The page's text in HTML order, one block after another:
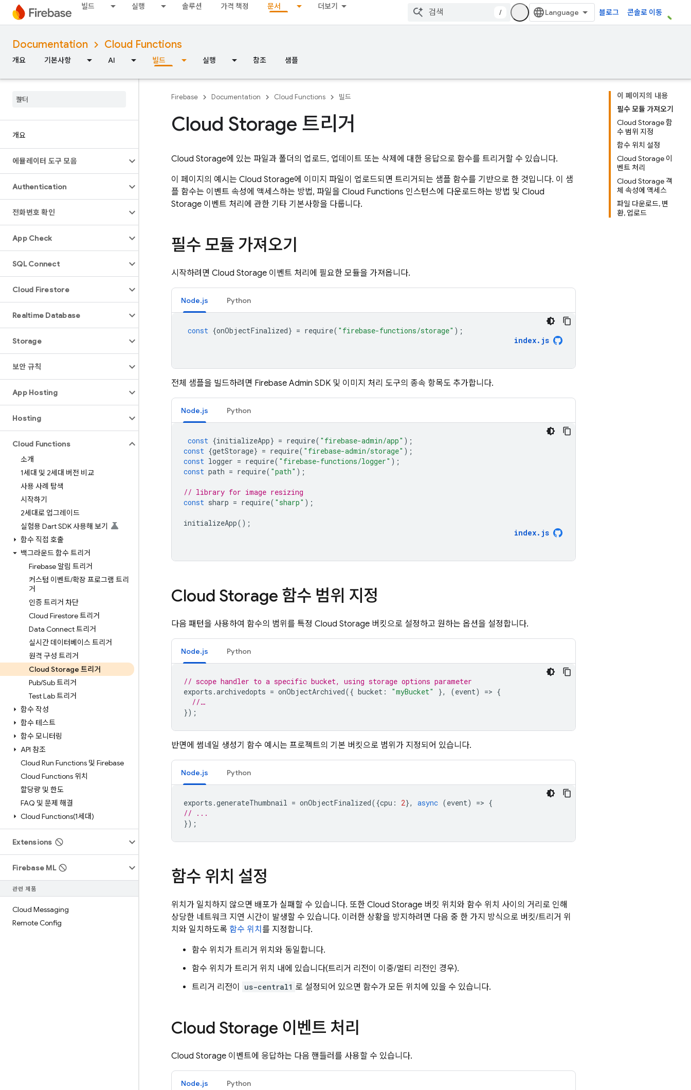
빌드 실행 솔루션 가격 책정 문서 더보기
/ 블로그 콘솔로 이동
Documentation Cloud Functions
개요 기본사항 AI 빌드 실행 참조 샘플
개요
에뮬레이터 도구 모음
Authentication
전화번호 확인
App Check
SQL Connect
Cloud Firestore
Realtime Database
Storage
보안 규칙
App Hosting
Hosting
Cloud Functions
소개
1세대 및 2세대 버전 비교
사용 사례 탐색
시작하기
2세대로 업그레이드
실험용 Dart SDK 사용해 보기
함수 직접 호출
백그라운드 함수 트리거
Firebase 알림 트리거
커스텀 이벤트/확장 프로그램 트리
거
인증 트리거 차단
Cloud Firestore 트리거
Data Connect 트리거
실시간 데이터베이스 트리거
원격 구성 트리거
Cloud Storage 트리거
Pub/Sub 트리거
Test Lab 트리거
함수 작성
함수 테스트
함수 모니터링
API 참조
Cloud Run Functions 및 Firebase
Cloud Functions 위치
할당량 및 한도
FAQ 및 문제 해결
Cloud Functions(1세대)
Extensions
Firebase ML
관련 제품
Cloud Messaging
Remote Config
이 페이지의 내용
필수 모듈 가져오기
Cloud Storage 함
수 범위 지정
함수 위치 설정
Cloud Storage 이
벤트 처리
Cloud Storage 객
체 속성에 액세스
파일 다운로드, 변
환, 업로드
Firebase Documentation Cloud Functions 빌드
Cloud Storage 트리거
Cloud Storage에 있는 파일과 폴더의 업로드, 업데이트 또는 삭제에 대한 응답으로 함수를 트리거할 수 있습니다.
이 페이지의 예시는 Cloud Storage에 이미지 파일이 업로드되면 트리거되는 샘플 함수를 기반으로 한 것입니다. 이 샘
플 함수는 이벤트 속성에 액세스하는 방법, 파일을 Cloud Functions 인스턴스에 다운로드하는 방법 및 Cloud
Storage 이벤트 처리에 관한 기타 기본사항을 다룹니다.
필수 모듈 가져오기
시작하려면 Cloud Storage 이벤트 처리에 필요한 모듈을 가져옵니다.
Node.js Python
const {onObjectFinalized} = require( "firebase-functions/storage" );
index. js
전체 샘플을 빌드하려면 Firebase Admin SDK 및 이미지 처리 도구의 종속 항목도 추가합니다.
Node.js Python
const {initializeApp} = require( "firebase-admin/app" );
const {getStorage} = require( "firebase-admin/storage" );
const logger = require( "firebase-functions/logger" );
const path = require( "path" );
// library for image resizing
const sharp = require( "sharp" );
initializeApp();
index. js
Cloud Storage 함수 범위 지정
다음 패턴을 사용하여 함수의 범위를 특정 Cloud Storage 버킷으로 설정하고 원하는 옵션을 설정합니다.
Node.js Python
// scope handler to a specific bucket, using storage options parameter
exports .archivedopts = onObjectArchived({ bucket : "myBucket" }, (event) => {
//…
});
반면에 썸네일 생성기 함수 예시는 프로젝트의 기본 버킷으로 범위가 지정되어 있습니다.
Node.js Python
exports .generateThumbnail = onObjectFinalized({cpu : 2}, async (event) => {
// ...
});
함수 위치 설정
위치가 일치하지 않으면 배포가 실패할 수 있습니다. 또한 Cloud Storage 버킷 위치와 함수 위치 사이의 거리로 인해
상당한 네트워크 지연 시간이 발생할 수 있습니다. 이러한 상황을 방지하려면 다음 중 한 가지 방식으로 버킷/트리거 위
치와 일치하도록 함수 위치 를 지정합니다.
함수 위치가 트리거 위치와 동일합니다.
함수 위치가 트리거 위치 내에 있습니다(트리거 리전이 이중/멀티 리전인 경우).
트리거 리전이
us-central1 로 설정되어 있으면 함수가 모든 위치에 있을 수 있습니다.
Cloud Storage 이벤트 처리
Cloud Storage 이벤트에 응답하는 다음 핸들러를 사용할 수 있습니다.
Node.js Python